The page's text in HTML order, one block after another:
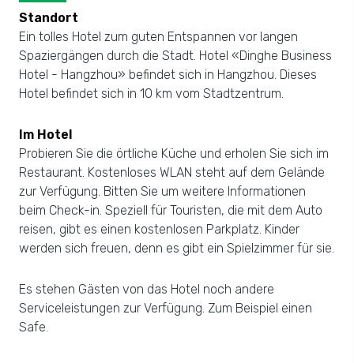
Standort
Ein tolles Hotel zum guten Entspannen vor langen
Spaziergängen durch die Stadt. Hotel «Dinghe Business
Hotel - Hangzhou» befindet sich in Hangzhou. Dieses
Hotel befindet sich in 10 km vom Stadtzentrum.
Im Hotel
Probieren Sie die örtliche Küche und erholen Sie sich im
Restaurant. Kostenloses WLAN steht auf dem Gelände
zur Verfügung. Bitten Sie um weitere Informationen
beim Check-in. Speziell für Touristen, die mit dem Auto
reisen, gibt es einen kostenlosen Parkplatz. Kinder
werden sich freuen, denn es gibt ein Spielzimmer für sie.
Es stehen Gästen von das Hotel noch andere
Serviceleistungen zur Verfügung. Zum Beispiel einen
Safe.